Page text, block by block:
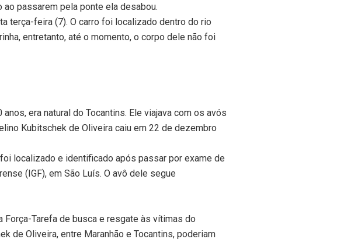
ao passarem pela ponte ela desabou.
terça-feira (7). O carro foi localizado dentro do rio
entretanto, até o momento, o corpo dele não foi
era natural do Tocantins. Ele viajava com os avós
Kubitschek de Oliveira caiu em 22 de dezembro
localizado e identificado após passar por exame de
(IGF), em São Luís. O avô dele segue
Força-Tarefa de busca e resgate às vítimas do
de Oliveira, entre Maranhão e Tocantins, poderiam